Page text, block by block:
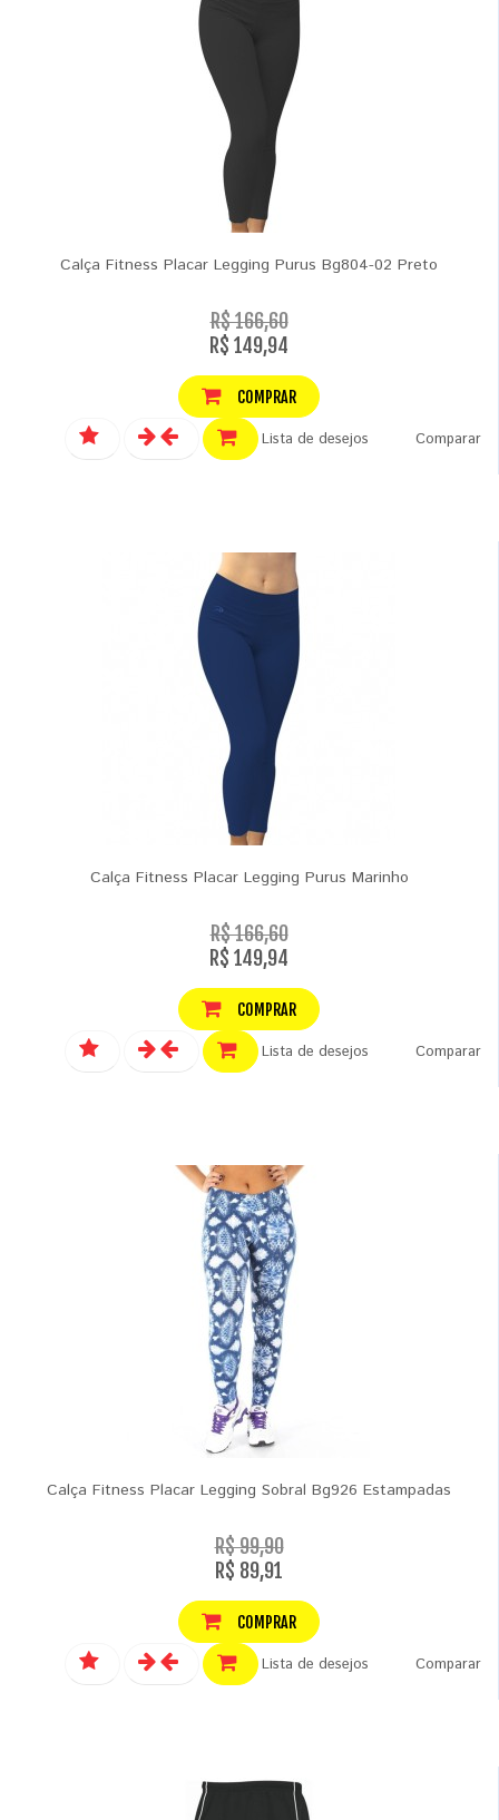
Calça Fitness Placar Legging Purus Bg804-02 Preto
R$ 166,60
R$ 149,94
COMPRAR
Lista de desejos Comparar
Calça Fitness Placar Legging Purus Marinho
R$ 166,60
R$ 149,94
COMPRAR
Lista de desejos Comparar
Calça Fitness Placar Legging Sobral Bg926 Estampadas
R$ 99,90
R$ 89,91
COMPRAR
Lista de desejos Comparar